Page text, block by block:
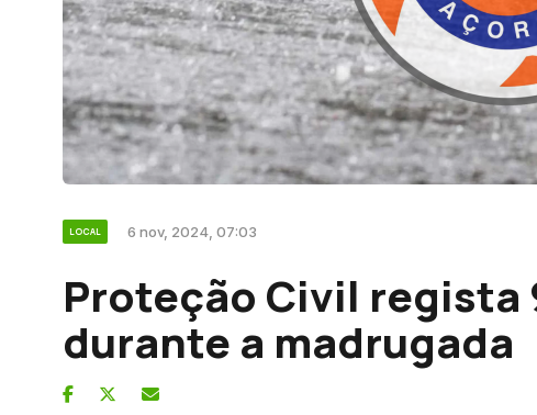
LOCAL 6 nov, 2024, 07:03
Proteção Civil regista
durante a madrugada